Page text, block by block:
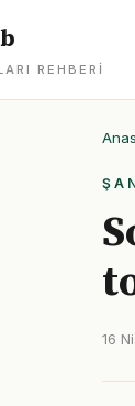
REHBERI
16